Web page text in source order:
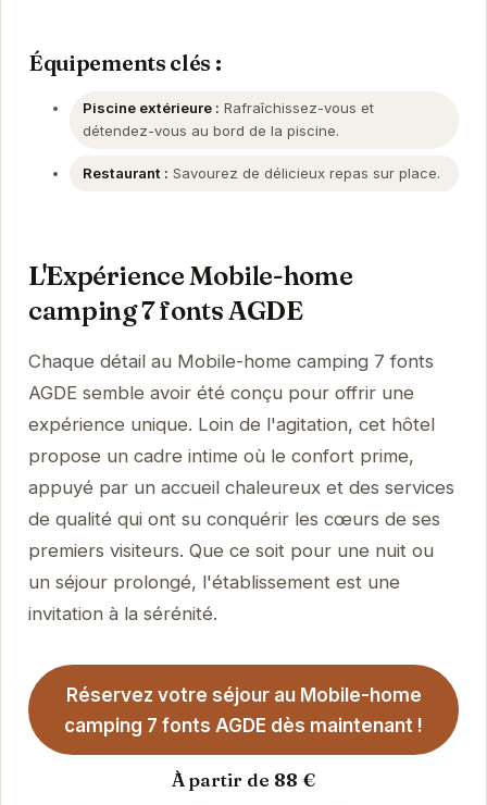
Équipements clés :
Piscine extérieure : Rafraîchissez-vous et
détendez-vous au bord de la piscine.
Restaurant : Savourez de délicieux repas sur place.
L'Expérience Mobile-home
camping 7 fonts AGDE
Chaque détail au Mobile-home camping 7 fonts
AGDE semble avoir été conçu pour offrir une
expérience unique. Loin de l'agitation, cet hôtel
propose un cadre intime où le confort prime,
appuyé par un accueil chaleureux et des services
de qualité qui ont su conquérir les cœurs de ses
premiers visiteurs. Que ce soit pour une nuit ou
un séjour prolongé, l'établissement est une
invitation à la sérénité.
Réservez votre séjour au Mobile-home
camping 7 fonts AGDE dès maintenant !
À partir de 88 €